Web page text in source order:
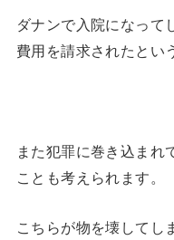
ダナンで入院になって
費用を請求されたとい
また犯罪に巻き込まれ
ことも考えられます。
こちらが物を壊してし